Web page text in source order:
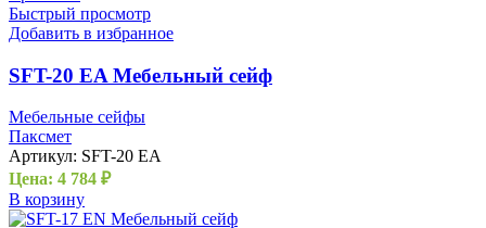
Быстрый просмотр
Добавить в избранное
SFT-20 EA Мебельный сейф
Мебельные сейфы
Паксмет
Артикул: SFT-20 EA
Цена: 4 784 ₽
В корзину